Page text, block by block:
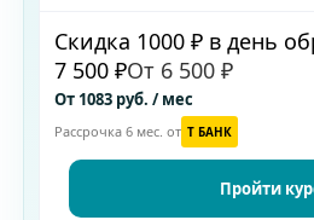
Скидка 1000 ₽ в день
7 500 ₽От 6 500 ₽
От 1083 руб. / мес
Рассрочка 6 мес. от T БАНК
Пройти